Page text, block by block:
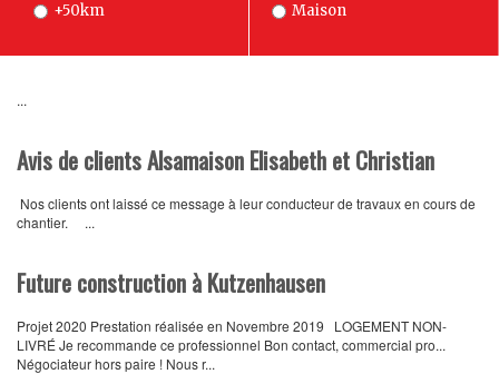
+50km
Maison
...
Avis de clients Alsamaison Elisabeth et Christian
Nos clients ont laissé ce message à leur conducteur de travaux en cours de
chantier. ...
Future construction à Kutzenhausen
Projet 2020 Prestation réalisée en Novembre 2019 LOGEMENT NON-
LIVRÉ Je recommande ce professionnel Bon contact, commercial pro...
Négociateur hors paire ! Nous r...